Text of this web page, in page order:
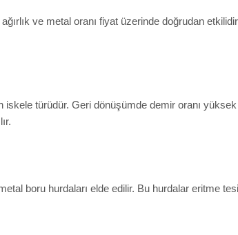
ve metal oranı fiyat üzerinde doğrudan
iskele türüdür. Geri dönüşümde demir oranı
boru hurdaları elde edilir. Bu hurdalar eritme